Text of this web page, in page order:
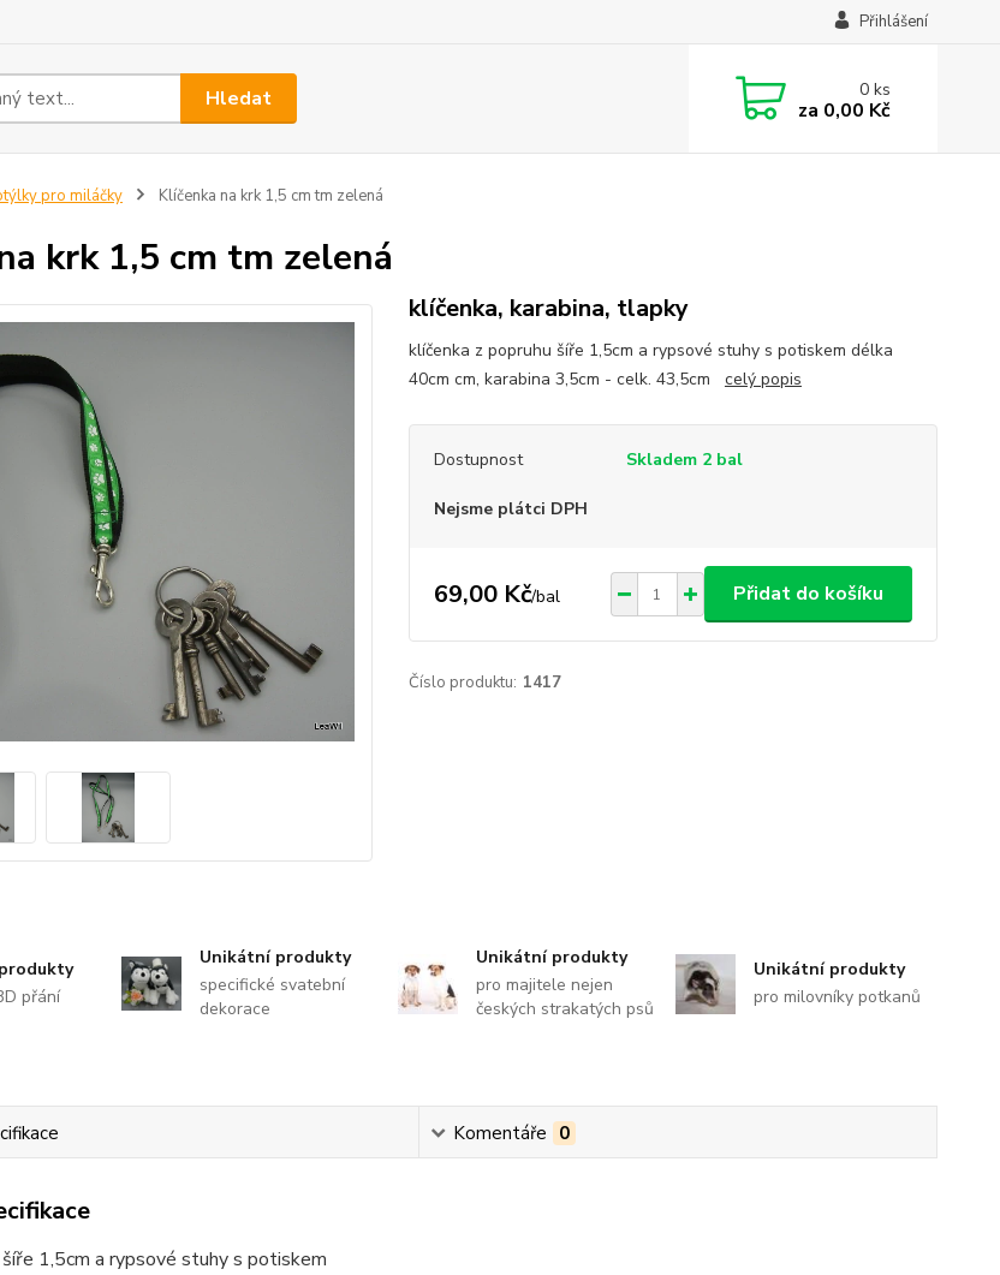
Přihlášení
Hledat 0ks
za 0,00 Kč
pro miláčky Klíčenka na krk 1,5 cm tm zelená
krk 1,5 cm tm zelená
klíčenka, karabina, tlapky
klíčenka z popruhu šíře 1,5cm a rypsové stuhy s potiskem délka
40cm cm, karabina 3,5cm - celk. 43,5cm celý popis
Dostupnost Skladem 2 bal
Nejsme plátci DPH
69,00 Kč/bal Přidat do košíku
Číslo produktu: 1417
přání
Unikátní produkty
specifické svatební
dekorace
Unikátní produkty
pro majitele nejen
českých strakatých psů
Unikátní produkty
pro milovníky potkanů
Komentáře 0
1,5cm a rypsové stuhy s potiskem